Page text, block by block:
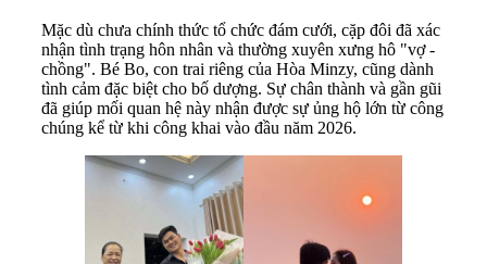
Mặc dù chưa chính thức tổ chức đám cưới, cặp đôi đã xác
nhận tình trạng hôn nhân và thường xuyên xưng hô "vợ -
chồng". Bé Bo, con trai riêng của Hòa Minzy, cũng dành
tình cảm đặc biệt cho bố dượng. Sự chân thành và gần gũi
đã giúp mối quan hệ này nhận được sự ủng hộ lớn từ công
chúng kể từ khi công khai vào đầu năm 2026.